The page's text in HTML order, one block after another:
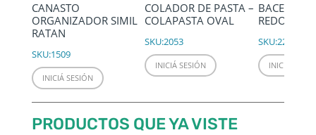
CANASTO
ORGANIZADOR SIMIL
RATAN
SKU:1509
INICIÁ SESIÓN
COLADOR DE PASTA –
COLAPASTA OVAL
SKU:2053
INICIÁ SESIÓN
REDONDA
SKU:2246
INICIÁ
PRODUCTOS QUE YA VISTE